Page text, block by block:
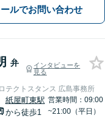
ださい【夜間土日祝相談
談無料】【Zoom面談可】
ールでお問い合わせ
弁
インタビューを
見る
テクトスタンス 広島事務所
紙屋町東駅
から徒歩1
営業時間：09:00
~21:00（平日）